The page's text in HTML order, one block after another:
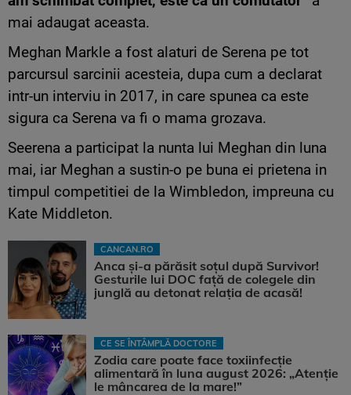
mai adaugat aceasta.
Meghan Markle a fost alaturi de Serena pe tot
parcursul sarcinii acesteia, dupa cum a declarat
intr-un interviu in 2017, in care spunea ca este
sigura ca Serena va fi o mama grozava.
Seerena a participat la nunta lui Meghan din luna
mai, iar Meghan a sustin-o pe buna ei prietena in
timpul competitiei de la Wimbledon, impreuna cu
Kate Middleton.
CANCAN.RO
Anca și-a părăsit soțul după Survivor!
Gesturile lui DOC față de colegele din
junglă au detonat relația de acasă!
CE SE ÎNTÂMPLĂ DOCTORE
Zodia care poate face toxiinfecție
alimentară în luna august 2026: „Atenție
le mâncarea de la mare!”